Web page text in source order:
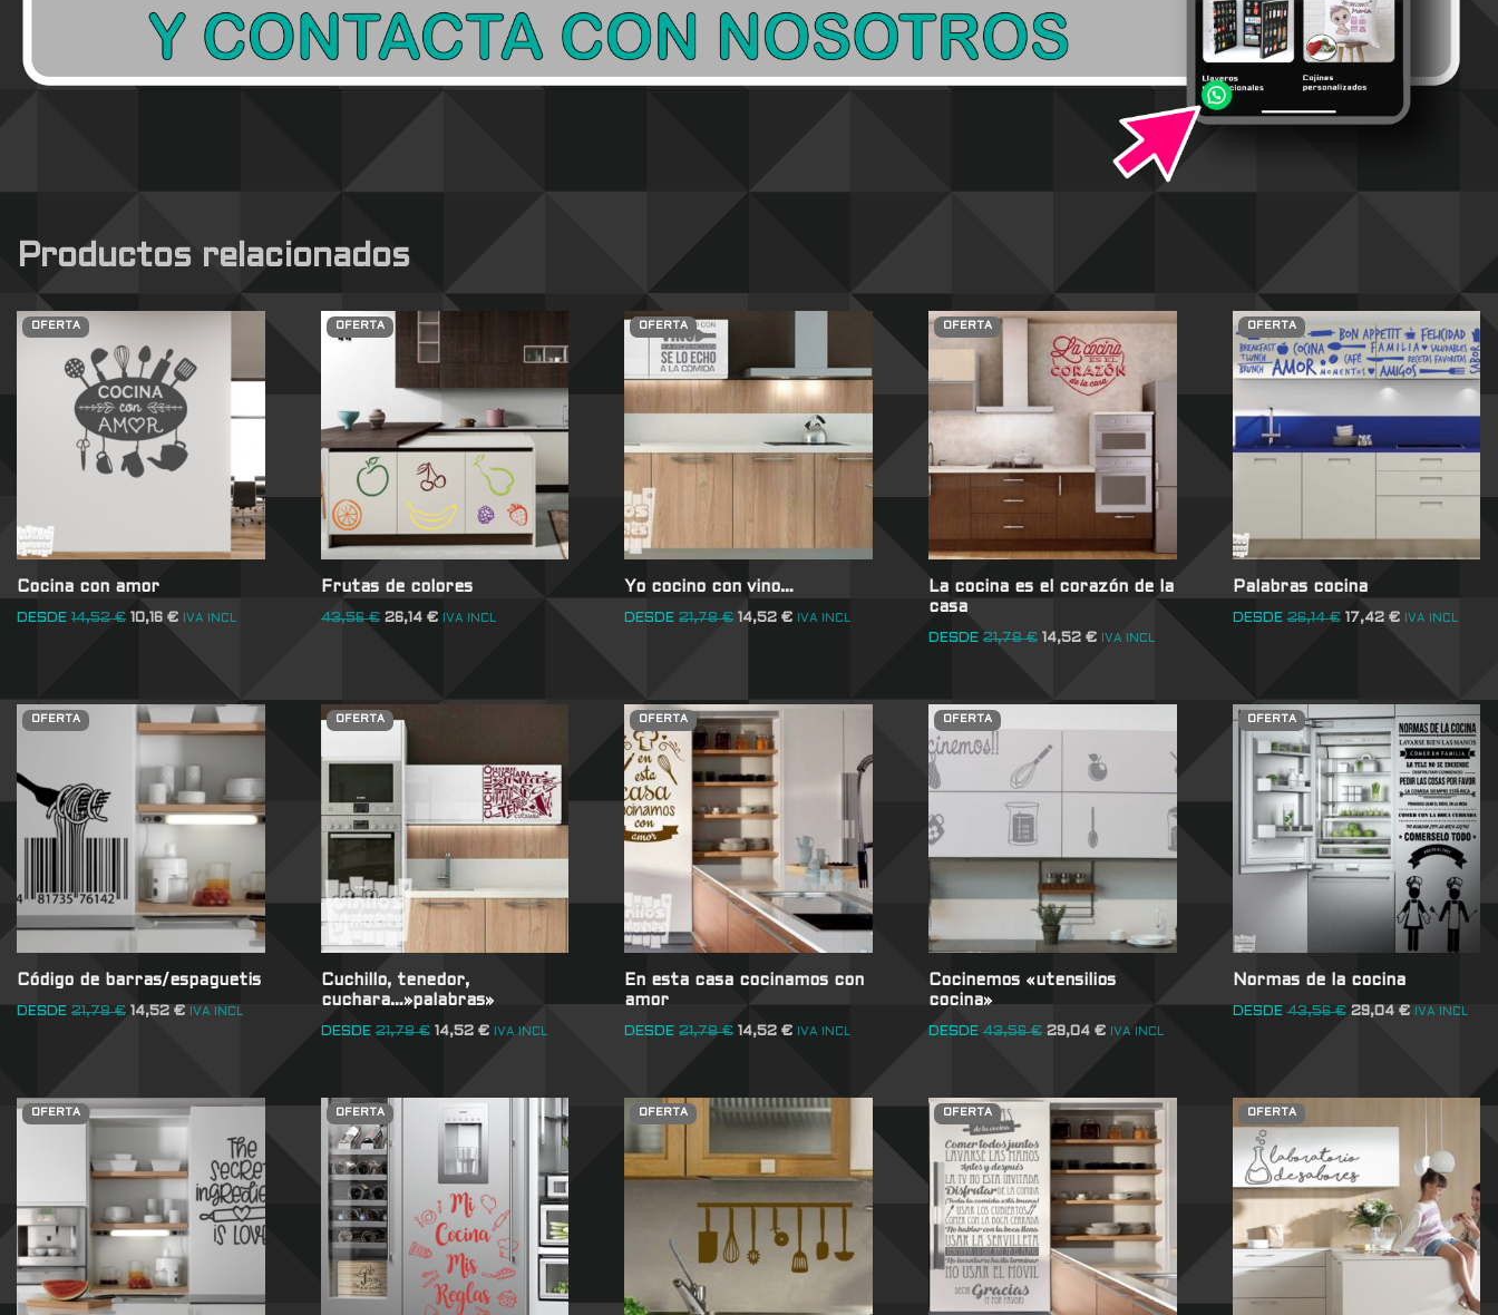
Productos relacionados
OFERTA
Cocina con amor
DESDE 14,52€ 10,16 € IVA INCL
OFERTA
Frutas de colores
43,56€ 26,14 € IVA INCL
OFERTA
Yo cocino con vino…
DESDE 21,78€ 14,52€ IVA INCL
OFERTA
La cocina es el corazón de la
casa
DESDE 21,78€ 14,52 € IVA INCL
OFERTA
Palabras cocina
DESDE 26,14€ 17,42 € IVA INCL
OFERTA
Código de barras/espaguetis
DESDE 21,78€ 14,52 € IVA INCL
OFERTA
Cuchillo, tenedor,
cuchara…»palabras»
DESDE 21,78€ 14,52 € IVA INCL
OFERTA
En esta casa cocinamos con
amor
DESDE 21,78€ 14,52€ IVA INCL
OFERTA
Cocinemos «utensilios
cocina»
DESDE 43,56€ 29,04 € IVA INCL
OFERTA
Normas de la cocina
DESDE 43,56€ 29,04 € IVA INCL
OFERTA OFERTA OFERTA OFERTA OFERTA